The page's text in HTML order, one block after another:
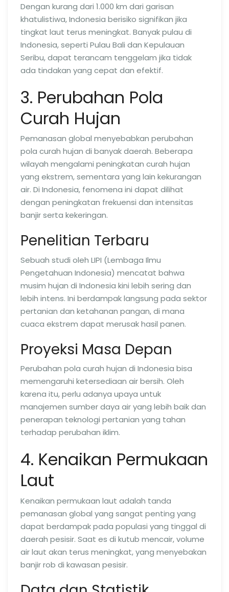
Dengan kurang dari 1.000 km dari garisan
khatulistiwa, Indonesia berisiko signifikan jika
tingkat laut terus meningkat. Banyak pulau di
Indonesia, seperti Pulau Bali dan Kepulauan
Seribu, dapat terancam tenggelam jika tidak
ada tindakan yang cepat dan efektif.
3. Perubahan Pola
Curah Hujan
Pemanasan global menyebabkan perubahan
pola curah hujan di banyak daerah. Beberapa
wilayah mengalami peningkatan curah hujan
yang ekstrem, sementara yang lain kekurangan
air. Di Indonesia, fenomena ini dapat dilihat
dengan peningkatan frekuensi dan intensitas
banjir serta kekeringan.
Penelitian Terbaru
Sebuah studi oleh LIPI (Lembaga Ilmu
Pengetahuan Indonesia) mencatat bahwa
musim hujan di Indonesia kini lebih sering dan
lebih intens. Ini berdampak langsung pada sektor
pertanian dan ketahanan pangan, di mana
cuaca ekstrem dapat merusak hasil panen.
Proyeksi Masa Depan
Perubahan pola curah hujan di Indonesia bisa
memengaruhi ketersediaan air bersih. Oleh
karena itu, perlu adanya upaya untuk
manajemen sumber daya air yang lebih baik dan
penerapan teknologi pertanian yang tahan
terhadap perubahan iklim.
4. Kenaikan Permukaan
Laut
Kenaikan permukaan laut adalah tanda
pemanasan global yang sangat penting yang
dapat berdampak pada populasi yang tinggal di
daerah pesisir. Saat es di kutub mencair, volume
air laut akan terus meningkat, yang menyebakan
banjir rob di kawasan pesisir.